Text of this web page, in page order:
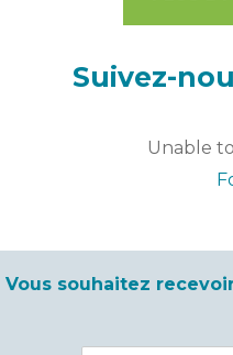
Suivez-
Unable
Vous souhaitez